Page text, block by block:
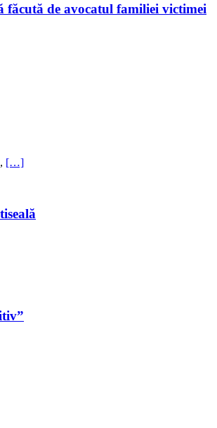
făcută de avocatul familiei victimei
[…]